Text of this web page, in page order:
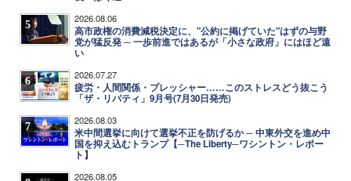
5 2026.08.06
高市政権の消費減税決定に、"公約に掲げていた"はずの与野
党が猛反発 ─ 一歩前進ではあるが「小さな政府」にはほど遠
い
6 2026.07.27
疲労・人間関係・プレッシャー……このストレスどう抜こう
「ザ・リバティ」9月号(7月30日発売)
7 2026.08.03
米中間選挙に向けて選挙不正を防げるか ─ 中東外交を進め中
国を抑え込むトランプ【─The Liberty─ワシントン・レポー
ト】
2026.08.05